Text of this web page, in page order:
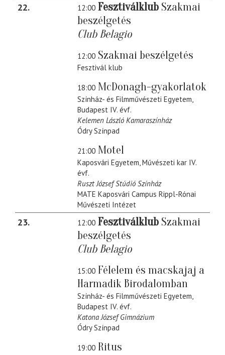
22 12:00 FesztiválklubSzakmai
beszélgetés
Club Belagio
12:00 Szakmai beszélgetés
Fesztivál klub
18:00 McDonagh-gyakorlatok
Színház- és Filmművészeti Egyetem,
Budapest IV. évf.
Kelemen László Kamaraszínház
Ódry Színpad
21:00 Motel
Kaposvári Egyetem, Művészeti kar IV.
évf.
Ruszt József Stúdió Színház
MATE Kaposvári Campus Rippl-Rónai
Művészeti Intézet
23 12:00 FesztiválklubSzakmai
beszélgetés
Club Belagio
15:00 Félelem és macskajaj a
Harmadik Birodalomban
Színház- és Filmművészeti Egyetem,
Budapest IV. évf.
Katona József Gimnázium
Ódry Színpad
19:00 Ritus